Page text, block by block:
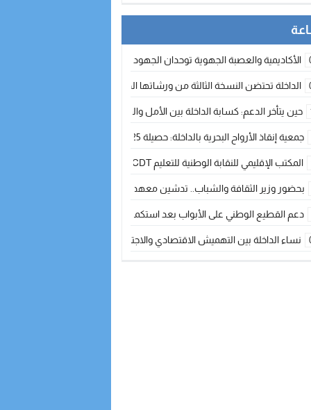
الأكاديمية والعصبة الجهوية توحدان الجهود لتطوير الممارسة الكروية بجهة
الداخلة تحتضن النسخة الثالثة من ورشاتها الدولية: تكوين متخصص في التراث
حين يتأخر الدعم: كسابة الداخلة بين الأمل والقلق ؟
جمعية إنقاذ الأرواح البحرية بالداخلة: حصيلة 2025 بين مهام الإنقاذ ومشروع “دار البحار”
المكتب الإقليمي للنقابة الوطنية للتعليم CDT يجتمع مع المدير الإقليمي لمناقشة ملفات جوهرية لنساء ورجال التعليم
بحضور وزير الثقافة والشباب.. تدشين معهد الموسيقى والفنون الكوريغرافية بالداخلة
دعم القطيع الوطني على الأبواب بعد استكمال الترقيم… الفلاحة المغربية
نساء الداخلة بين التهميش الاقتصادي والاجتماعي… في المؤسسات الإنتاجية